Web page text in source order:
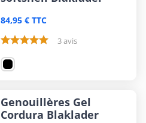
84,95 € TTC
3 avis
Genouillères Gel
Cordura Blaklader